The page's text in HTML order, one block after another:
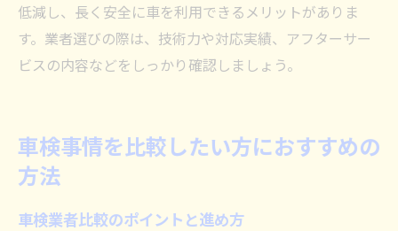
低減し、長く安全に車を利用できるメリットがありま
す。業者選びの際は、技術力や対応実績、アフターサー
ビスの内容などをしっかり確認しましょう。
車検事情を比較したい方におすすめの
方法
車検業者比較のポイントと進め方